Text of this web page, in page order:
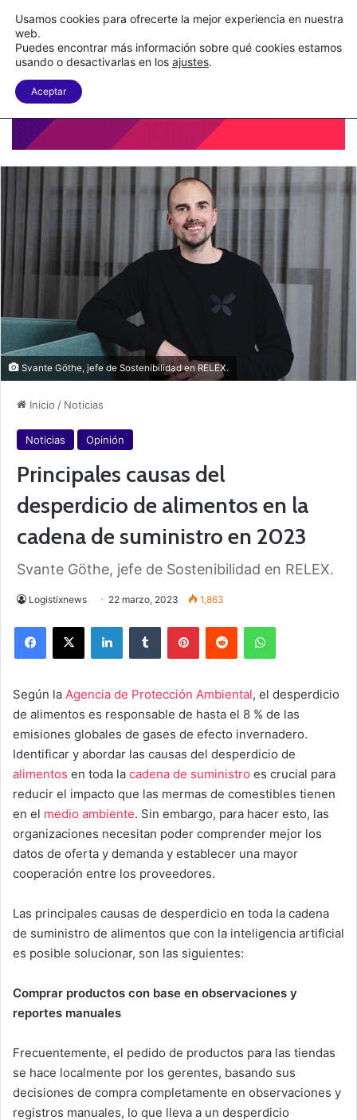
Nueva Ley Aduanera eleva el costo de los errores documentales
Menu
Svante Göthe, jefe de Sostenibilidad en RELEX.
Inicio / Noticias
Noticias Opinión
Principales causas del
desperdicio de alimentos en la
cadena de suministro en 2023
Svante Göthe, jefe de Sostenibilidad en RELEX.
Logistixnews 22 marzo, 2023 1,863
Según la Agencia de Protección Ambiental, el desperdicio
de alimentos es responsable de hasta el 8 % de las
emisiones globales de gases de efecto invernadero.
Identificar y abordar las causas del desperdicio de
alimentos en toda la cadena de suministro es crucial para
reducir el impacto que las mermas de comestibles tienen
en el medio ambiente. Sin embargo, para hacer esto, las
organizaciones necesitan poder comprender mejor los
datos de oferta y demanda y establecer una mayor
cooperación entre los proveedores.
Las principales causas de desperdicio en toda la cadena
de suministro de alimentos que con la inteligencia artificial
es posible solucionar, son las siguientes:
Comprar productos con base en observaciones y
reportes manuales
Frecuentemente, el pedido de productos para las tiendas
se hace localmente por los gerentes, basando sus
decisiones de compra completamente en observaciones y
registros manuales, lo que lleva a un desperdicio
Usamos cookies para ofrecerte la mejor experiencia en nuestra
web.
Puedes encontrar más información sobre qué cookies estamos
usando o desactivarlas en los ajustes.
Aceptar